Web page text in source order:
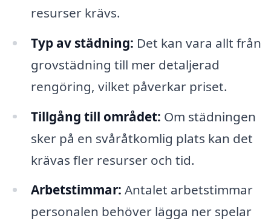
resurser krävs.
Typ av städning: Det kan vara allt från
grovstädning till mer detaljerad
rengöring, vilket påverkar priset.
Tillgång till området: Om städningen
sker på en svåråtkomlig plats kan det
krävas fler resurser och tid.
Arbetstimmar: Antalet arbetstimmar
personalen behöver lägga ner spelar